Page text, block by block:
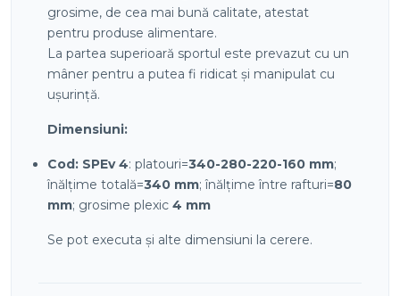
grosime, de cea mai bună calitate, atestat
pentru produse alimentare.
La partea superioară sportul este prevazut cu un
mâner pentru a putea fi ridicat și manipulat cu
ușurință.
Dimensiuni:
Cod: SPEv 4: platouri=340-280-220-160 mm;
înălțime totală=340 mm; înălțime între rafturi=80
mm; grosime plexic 4 mm
Se pot executa și alte dimensiuni la cerere.